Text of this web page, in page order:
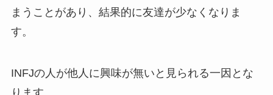
まうことがあり、結果的に友達が少なくなりま
す。
INFJの人が他人に興味が無いと見られる一因とな
ります。